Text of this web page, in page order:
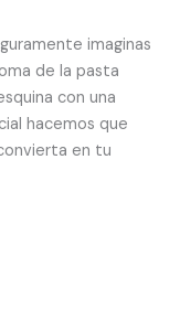
imaginas
de la pasta
con una
hacemos que
en tu